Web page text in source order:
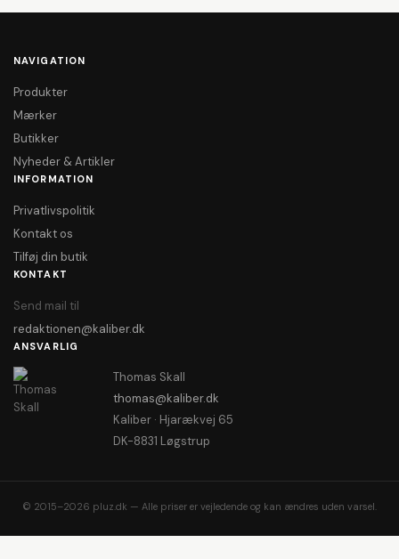
NAVIGATION
Produkter
Mærker
Butikker
Nyheder & Artikler
INFORMATION
Privatlivspolitik
Kontakt os
Tilføj din butik
KONTAKT
Send mail til
redaktionen@kaliber.dk
ANSVARLIG
Thomas Skall
thomas@kaliber.dk
Kaliber · Hjarækvej 65
DK-8831 Løgstrup
© 2015–2026 pluz.dk — Alle priser er vejledende og kan ændres uden varsel.